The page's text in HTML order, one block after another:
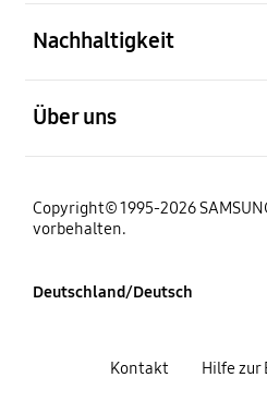
Nachhaltigkeit
Über uns
Copyright© 1995-2026
vorbehalten.
Deutschland/Deutsch
Kontakt Hilfe